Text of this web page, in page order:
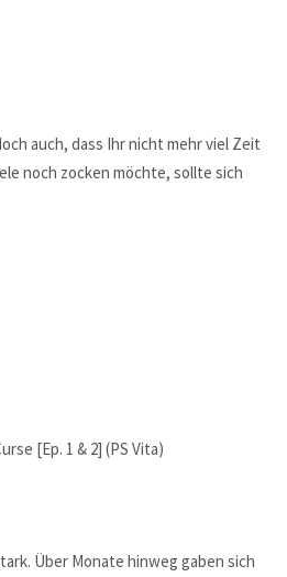
auch, dass Ihr nicht mehr viel Zeit
noch zocken möchte, sollte sich
[Ep. 1 & 2] (PS Vita)
Über Monate hinweg gaben sich